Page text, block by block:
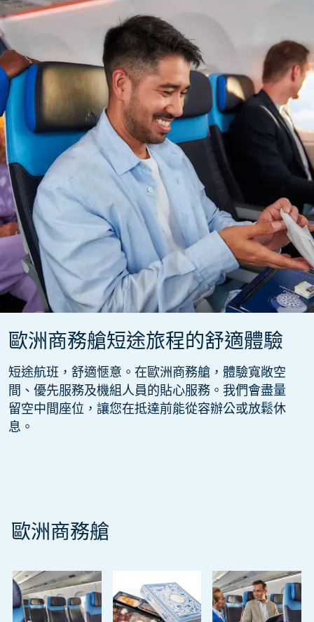
歐洲商務艙短途旅程的舒適體驗
短途航班，舒適愜意。在歐洲商務艙，體驗寬敞空
間、優先服務及機組人員的貼心服務。我們會盡量
留空中間座位，讓您在抵達前能從容辦公或放鬆休
息。
歐洲商務艙